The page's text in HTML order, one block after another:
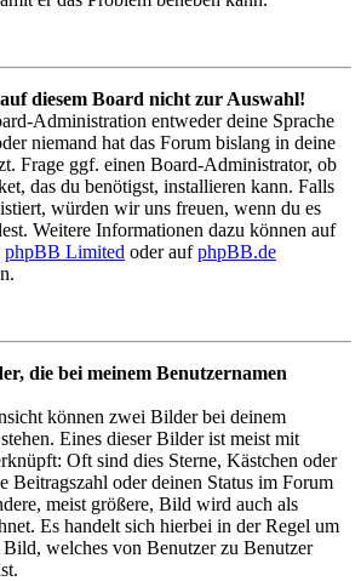
diesem Board nicht zur Auswahl!
Administration entweder deine Sprache
niemand hat das Forum bislang in deine
Frage ggf. einen Board-Administrator, ob
das du benötigst, installieren kann. Falls
würden wir uns freuen, wenn du es
Weitere Informationen dazu können auf
phpBB Limited oder aufphpBB.de
die bei meinem Benutzernamen
können zwei Bilder bei deinem
Eines dieser Bilder ist meist mit
Oft sind dies Sterne, Kästchen oder
Beitragszahl oder deinen Status im Forum
meist größere, Bild wird auch als
Es handelt sich hierbei in der Regel um
Bild, welches von Benutzer zu Benutzer